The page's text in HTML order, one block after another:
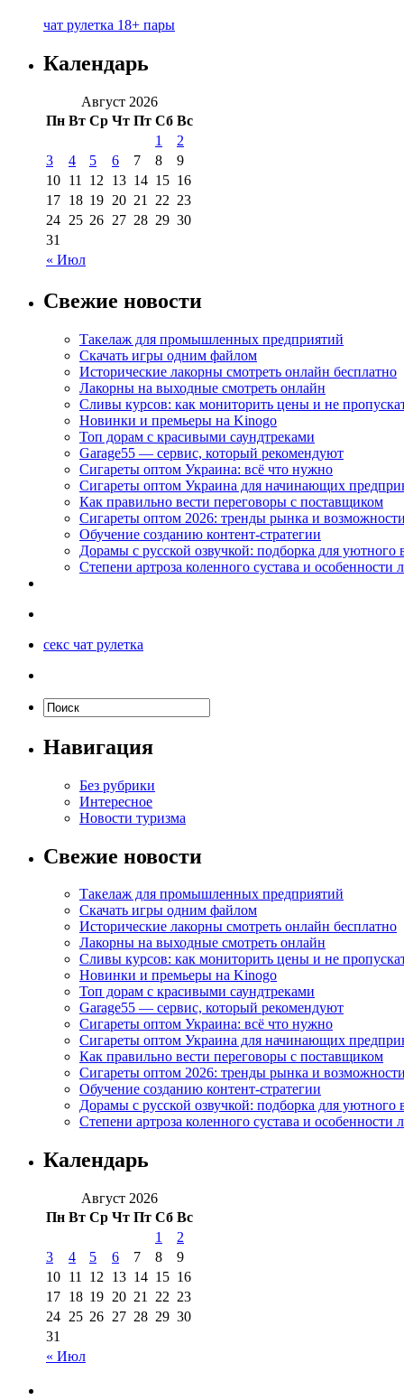
чат рулетка 18+ пары
Календарь
Август 2026
Пн Вт Ср Чт Пт Сб Вс
« Июл
1
2
3
4 5 6 7 8
9
10 11 12 13 14 15 16
17 18 19 20 21 22 23
24 25 26 27 28 29 30
31
Свежие новости
Такелаж для промышленных предприятий
Скачать игры одним файлом
Исторические лакорны смотреть онлайн бесплатно
Лакорны на выходные смотреть онлайн
Сливы курсов: как мониторить цены и не
Новинки и премьеры на Kinogo
Топ дорам с красивыми саундтреками
Garage55 — сервис, который рекомендуют
Сигареты оптом Украина: всё что нужно
Сигареты оптом Украина для начинающих
Как правильно вести переговоры с поставщиком
Сигареты оптом 2026: тренды рынка и возможности
Обучение созданию контент-стратегии
Дорамы с русской озвучкой: подборка для уютного
Степени артроза коленного сустава и особенности
секс чат рулетка
Навигация
Без рубрики
Интересное
Новости туризма
Свежие новости
Такелаж для промышленных предприятий
Скачать игры одним файлом
Исторические лакорны смотреть онлайн бесплатно
Лакорны на выходные смотреть онлайн
Сливы курсов: как мониторить цены и не
Новинки и премьеры на Kinogo
Топ дорам с красивыми саундтреками
Garage55 — сервис, который рекомендуют
Сигареты оптом Украина: всё что нужно
Сигареты оптом Украина для начинающих
Как правильно вести переговоры с поставщиком
Сигареты оптом 2026: тренды рынка и возможности
Обучение созданию контент-стратегии
Дорамы с русской озвучкой: подборка для уютного
Степени артроза коленного сустава и особенности
Календарь
Август 2026
Пн Вт Ср Чт Пт Сб Вс
« Июл
1
2
3
4 5 6 7 8
9
10 11 12 13 14 15 16
17 18 19 20 21 22 23
24 25 26 27 28 29 30
31